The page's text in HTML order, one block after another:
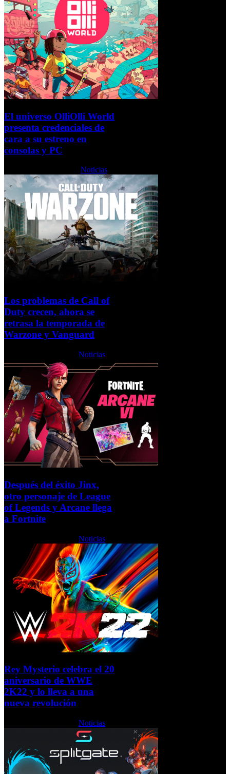
El universo OlliOlli World
presenta credenciales de
cara a su estreno en
consolas y PC
Noticias
Los problemas de Call of
Duty crecen, ahora se
retrasa la temporada de
Warzone y Vanguard
Noticias
Después del éxito Jinx,
otro personaje de League
of Legends y Arcane llega
a Fortnite
Noticias
Rey Mysterio celebra el 20
aniversario de WWE
2K22 y lo lleva a una
nueva revolución
Noticias